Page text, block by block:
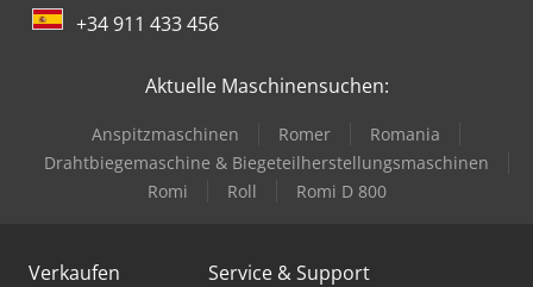
+34 911 433 456
Aktuelle Maschinensuchen:
Anspitzmaschinen Romer
Romania
Drahtbiegemaschine & Biegeteilherstellungsmaschinen
Romi
Roll Romi D 800
Verkaufen Service & Support